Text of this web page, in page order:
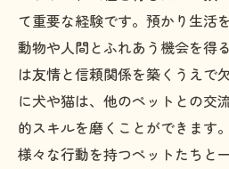
て重要な経験です。預かり生活
動物や人間とふれあう機会を得
は友情と信頼関係を築くうえで
に犬や猫は、他のペットとの交
的スキルを磨くことができます
様々な行動を持つペットたちと